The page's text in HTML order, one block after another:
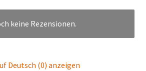
keine Rezensionen.
Deutsch (0) anzeigen